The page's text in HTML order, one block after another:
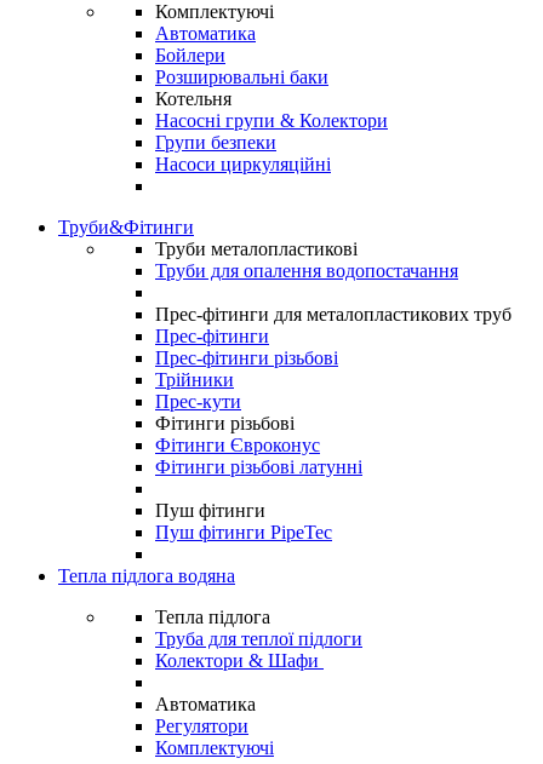
Комплектуючі
Автоматика
Бойлери
Розширювальні баки
Котельня
Насосні групи & Колектори
Групи безпеки
Насоси циркуляційні
Труби&Фітинги
Труби металопластикові
Труби для опалення водопостачання
Прес-фітинги для металопластикових труб
Прес-фітинги
Прес-фітинги різьбові
Трійники
Прес-кути
Фітинги різьбові
Фітинги Євроконус
Фітинги різьбові латунні
Пуш фітинги
Пуш фітинги PipeTec
Тепла підлога водяна
Тепла підлога
Труба для теплої підлоги
Колектори & Шафи
Автоматика
Регулятори
Комплектуючі